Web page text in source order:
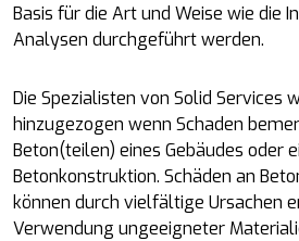
Basis für die Art und Weise wie die
Analysen durchgeführt werden.
Die Spezialisten von Solid Services
hinzugezogen wenn Schaden
Beton(teilen) eines Gebäudes oder
Betonkonstruktion. Schäden an
können durch vielfältige Ursachen
Verwendung ungeeigneter